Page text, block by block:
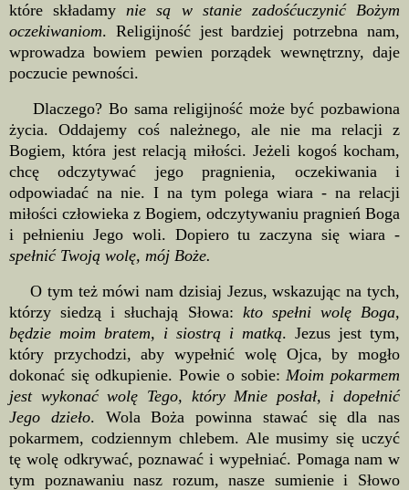
które składamynie są w stanie zadośćuczynić Bożym
oczekiwaniom. Religijność jest bardziej potrzebna nam,
wprowadza bowiem pewien porządek wewnętrzny, daje
poczucie pewności.
Dlaczego? Bo sama religijność może być pozbawiona
życia. Oddajemy coś należnego, ale nie ma relacji z
Bogiem, która jest relacją miłości. Jeżeli kogoś kocham,
chcę odczytywać jego pragnienia, oczekiwania i
odpowiadać na nie. I na tym polega wiara - na relacji
miłości człowieka z Bogiem, odczytywaniu pragnień Boga
i pełnieniu Jego woli. Dopiero tu zaczyna się wiara -
spełnić Twoją wolę, mój Boże.
O tym też mówi nam dzisiaj Jezus, wskazując na tych,
którzy siedzą i słuchają Słowa: kto spełni wolę Boga,
będzie moim bratem, i siostrą i matką. Jezus jest tym,
który przychodzi, aby wypełnić wolę Ojca, by mogło
dokonać się odkupienie. Powie o sobie: Moim pokarmem
jest wykonać wolę Tego, który Mnie posłał, i dopełnić
Jego dzieło. Wola Boża powinna stawać się dla nas
pokarmem, codziennym chlebem. Ale musimy się uczyć
tę wolę odkrywać, poznawać i wypełniać. Pomaga nam w
tym poznawaniu nasz rozum, nasze sumienie i Słowo